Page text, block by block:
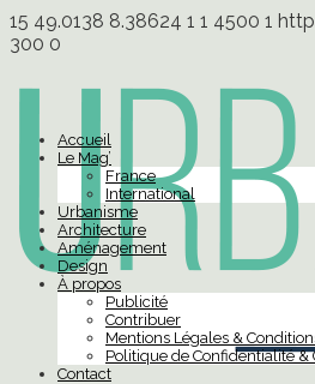
15 49.0138 8.38624 1 1 4500 1
300 0
Accueil
Le Mag’
France
International
Urbanisme
Architecture
Aménagement
Design
À propos
Publicité
Contribuer
Mentions Légales &
Politique de Confidentialité &
Contact